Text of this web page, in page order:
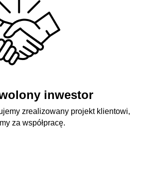
inwestor
zrealizowany projekt klientowi,
za współpracę.